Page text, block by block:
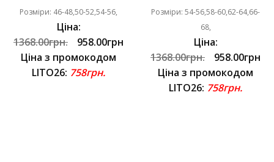
Розміри: 46-48,50-52,54-56,
Ціна:
1368.00грн.
958.00грн
Ціна з промокодом
LITO26: 758грн.
Розміри: 54-56,58-60,62-64,66-
68,
Ціна:
1368.00грн.
958.00грн
Ціна з промокодом
LITO26: 758грн.